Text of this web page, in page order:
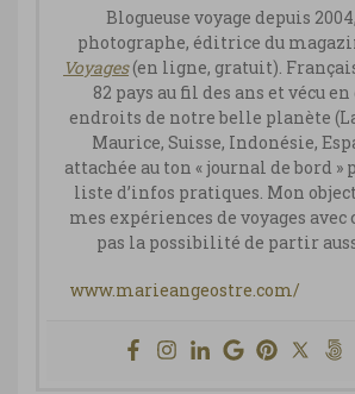
Blogueuse voyage depuis
photographe, éditrice du
Voyages(en ligne, gratuit).
82 pays au fil des ans et vécu
endroits de notre belle planète
Maurice, Suisse, Indonésie,
attachée au ton « journal de bord »
liste d’infos pratiques. Mon
mes expériences de voyages avec
pas la possibilité de partir
www.marieangeostre.com/